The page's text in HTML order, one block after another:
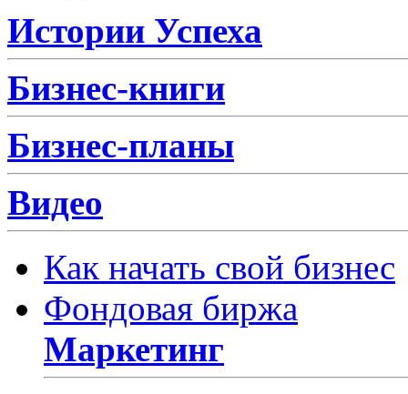
Истории Успеха
Бизнес-книги
Бизнес-планы
Видео
Как начать свой бизнес
Фондовая биржа
Маркетинг